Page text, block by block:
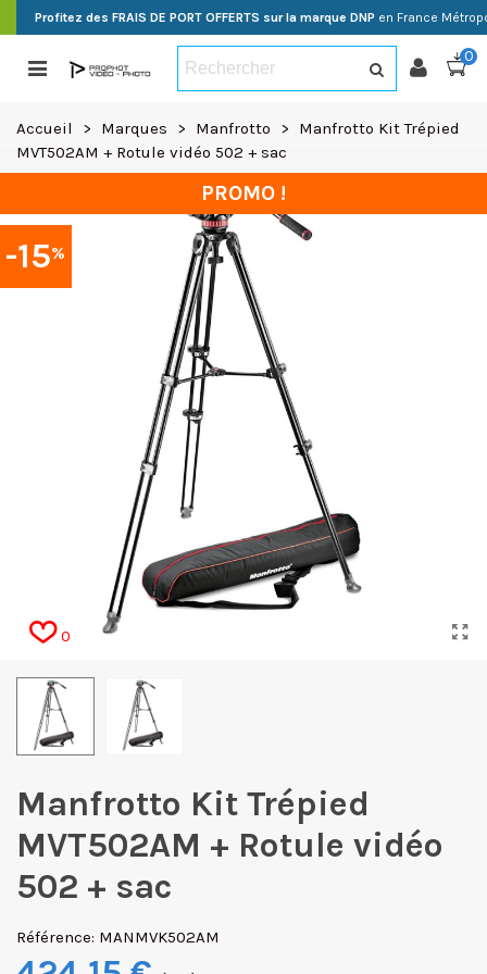
Profitez des FRAIS DE PORT OFFERTS sur la marque DNP en France
0
Accueil > Marques > Manfrotto >
Manfrotto Kit Trépied
MVT502AM + Rotule vidéo 502 + sac
-15%
PROMO !
0
Manfrotto Kit Trépied
MVT502AM + Rotule vidéo
502 + sac
Référence: MANMVK502AM